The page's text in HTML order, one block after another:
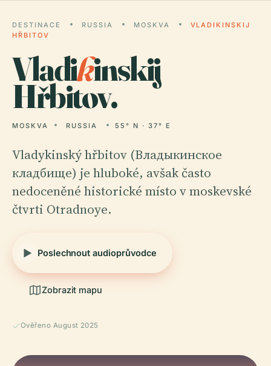
DESTINACE RUSSIA MOSKVA
VLADIKINSKIJ
HŘBITOV
Vladikinskij
Hřbitov.
MOSKVA RUSSIA 55° N · 37° E
Vladykinský hřbitov (Владыкинское
кладбище) je hluboké, avšak často
nedoceněné historické místo v moskevské
čtvrti Otradnoye.
Poslechnout audioprůvodce
Zobrazit mapu
Ověřeno August 2025